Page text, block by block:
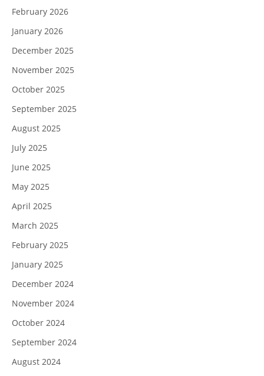
February 2026
January 2026
December 2025
November 2025
October 2025
September 2025
August 2025
July 2025
June 2025
May 2025
April 2025
March 2025
February 2025
January 2025
December 2024
November 2024
October 2024
September 2024
August 2024